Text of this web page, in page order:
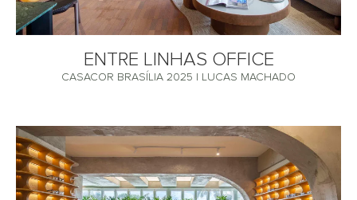
ENTRE LINHAS OFFICE
CASACOR BRASÍLIA 2025 | LUCAS MACHADO